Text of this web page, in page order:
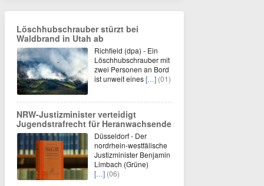
Löschhubschrauber stürzt bei
Waldbrand in Utah ab
Richfield (dpa) - Ein
Löschhubschrauber mit
zwei Personen an Bord
ist unweit eines[…] (01)
NRW-Justizminister verteidigt
Jugendstrafrecht für Heranwachsende
Düsseldorf - Der
nordrhein-westfälische
Justizminister Benjamin
Limbach (Grüne)
[…] (06)